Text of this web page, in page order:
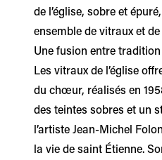
de l’église, sobre et
ensemble de vitraux et
Une fusion entre
Les vitraux de l’église
du chœur, réalisés en
des teintes sobres et un
l’artiste Jean-Michel
la vie de saint Étienne.